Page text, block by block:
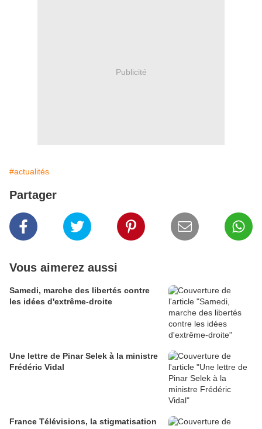
Publicité
#actualités
Partager
Vous aimerez aussi
Samedi, marche des libertés contre
les idées d'extrême-droite
Une lettre de Pinar Selek à la ministre
Frédéric Vidal
France Télévisions, la stigmatisation